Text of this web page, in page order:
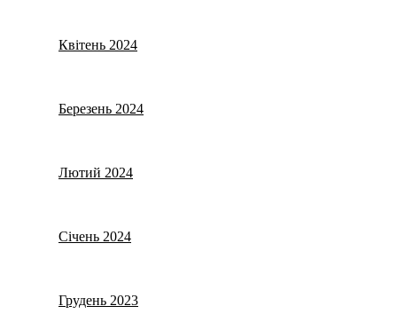
Квітень 2024
Березень 2024
Лютий 2024
Січень 2024
Грудень 2023